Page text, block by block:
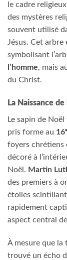
le cadre
des mystères
souvent utilisé
Jésus. Cet
symbolisant
l’homme, mais
du Christ.
La Naissance
Le sapin de
pris forme au
foyers chrétiens
décoré à
Noël. Martin
des premiers à
étoiles
rapidement
aspect central
À mesure que la
trouvé un écho